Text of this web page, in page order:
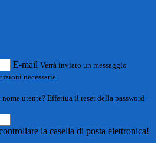
E-mail Verrà inviato un messaggio
necessarie.
utente? Effettua il reset della password
la casella di posta elettronica!